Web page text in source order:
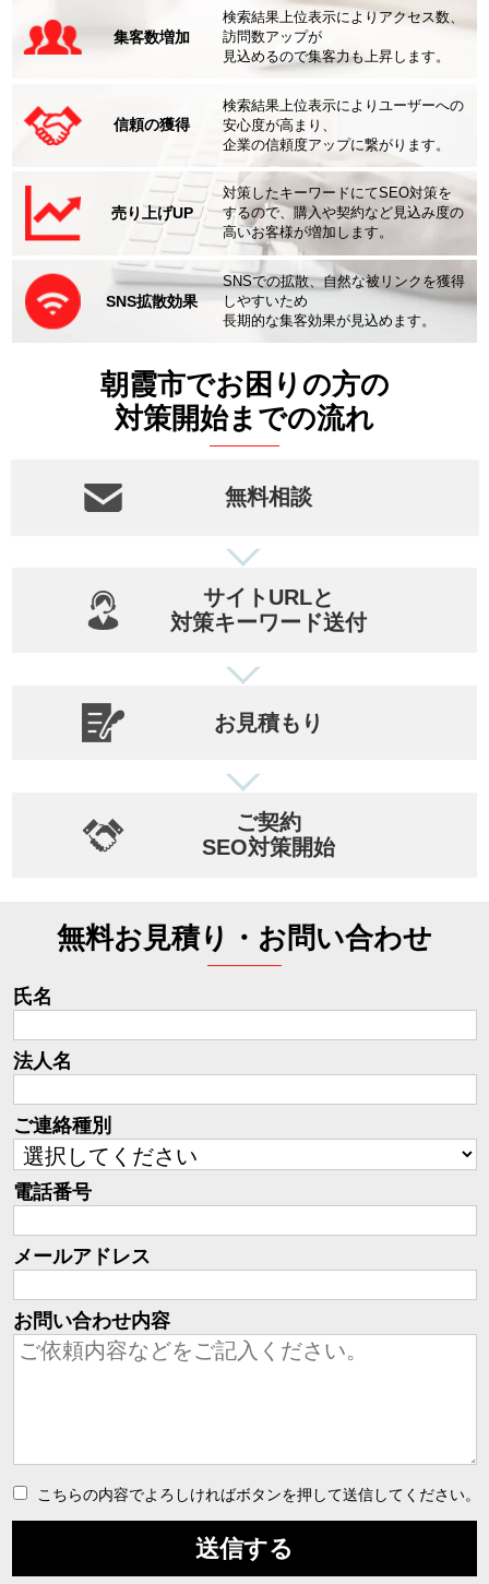
集客数増加
検索結果上位表示によりアクセス数、
訪問数アップが
見込めるので集客力も上昇します。
信頼の獲得
検索結果上位表示によりユーザーへの
安心度が高まり、
企業の信頼度アップに繋がります。
売り上げUP
対策したキーワードにてSEO対策を
するので、購入や契約など見込み度の
高いお客様が増加します。
SNS拡散効果
SNSでの拡散、自然な被リンクを獲得
しやすいため
長期的な集客効果が見込めます。
朝霞市でお困りの方の
対策開始までの流れ
無料相談
サイトURLと
対策キーワード送付
お見積もり
ご契約
SEO対策開始
無料お見積り・お問い合わせ
氏名
法人名
ご連絡種別
電話番号
メールアドレス
お問い合わせ内容
こちらの内容でよろしければボタンを押して送信してください。